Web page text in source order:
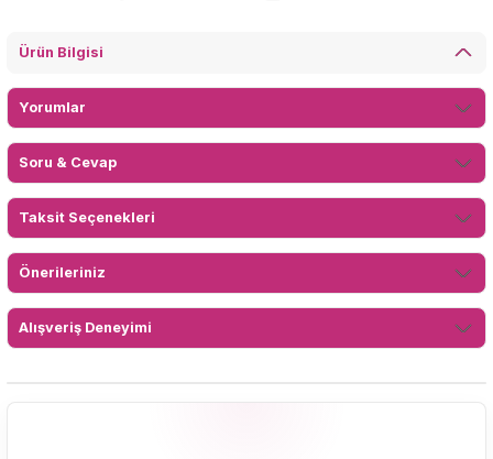
Ürün Bilgisi
Yorumlar
Soru & Cevap
Taksit Seçenekleri
Önerileriniz
Alışveriş Deneyimi